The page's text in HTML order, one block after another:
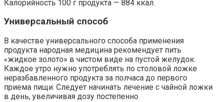
Калорийность 100 г продукта — 884 ккал.
Универсальный способ
В качестве универсального способа применения
продукта народная медицина рекомендует пить
«жидкое золото» в чистом виде на пустой желудок.
Каждое утро нужно употреблять по столовой ложке
неразбавленного продукта за полчаса до первого
приема пищи. Следует начинать лечение с чайной ложки
в день, увеличивая дозу постепенно.